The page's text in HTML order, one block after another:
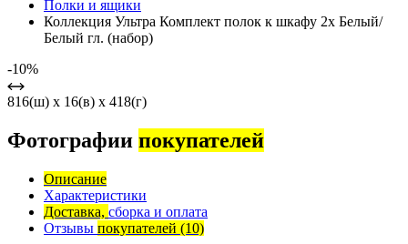
Полки и ящики
Коллекция Ультра Комплект полок к шкафу 2х Белый/
Белый гл. (набор)
-10%
816(ш) x 16(в) x 418(г)
Фотографии покупателей
Описание
Характеристики
Доставка, сборка и оплата
Отзывы покупателей (10)